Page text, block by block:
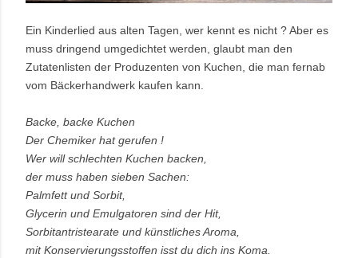
Ein Kinderlied aus alten Tagen, wer kennt es nicht ? Aber es
muss dringend umgedichtet werden, glaubt man den
Zutatenlisten der Produzenten von Kuchen, die man fernab
vom Bäckerhandwerk kaufen kann.
Backe, backe Kuchen
Der Chemiker hat gerufen !
Wer will schlechten Kuchen backen,
der muss haben sieben Sachen:
Palmfett und Sorbit,
Glycerin und Emulgatoren sind der Hit,
Sorbitantristearate und künstliches Aroma,
mit Konservierungsstoffen isst du dich ins Koma.